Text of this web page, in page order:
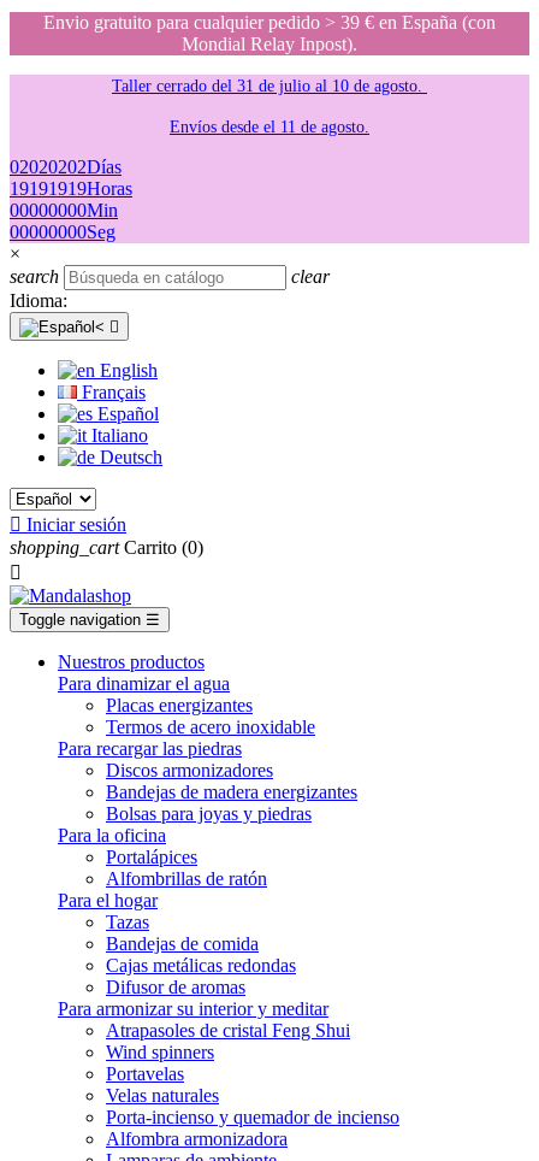
Envio gratuito para cualquier pedido > 39 € en España (con
Mondial Relay Inpost).
Taller cerrado del 31 de julio al 10 de agosto.
Envíos desde el 11 de agosto.
02020202Días
19191919Horas
00000000Min
00000000Seg
×
search
clear
Idioma:

English
Français
Español
Italiano
Deutsch
 Iniciar sesión
shopping_cart Carrito (0)

Toggle navigation ☰
Nuestros productos
Para dinamizar el agua
Placas energizantes
Termos de acero inoxidable
Para recargar las piedras
Discos armonizadores
Bandejas de madera energizantes
Bolsas para joyas y piedras
Para la oficina
Portalápices
Alfombrillas de ratón
Para el hogar
Tazas
Bandejas de comida
Cajas metálicas redondas
Difusor de aromas
Para armonizar su interior y meditar
Atrapasoles de cristal Feng Shui
Wind spinners
Portavelas
Velas naturales
Porta-incienso y quemador de incienso
Alfombra armonizadora